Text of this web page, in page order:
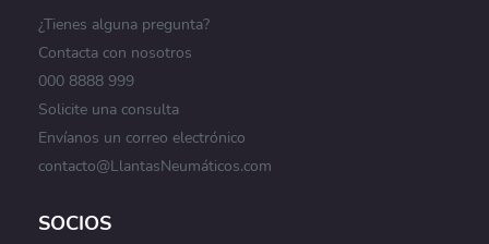
¿Tienes alguna pregunta?
Contacta con nosotros
000 8888 999
Solicite una consulta
Envíanos un correo electrónico
contacto@LlantasNeumáticos.com
SOCIOS